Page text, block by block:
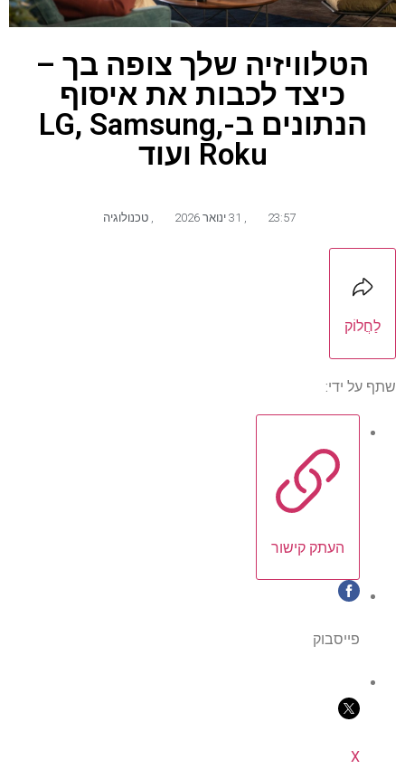
הטלוויזיה שלך צופה בך –
כיצד לכבות את איסוף
הנתונים ב-LG, Samsung,
Roku ועוד
23:57 טכנולוגיה
לַחֲלוֹק
שתף על ידי:
העתק קישור
פייסבוק
X